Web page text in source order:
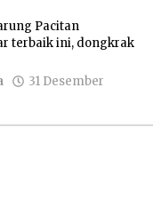
Pacitan
terbaik ini, dongkrak
31 Desember